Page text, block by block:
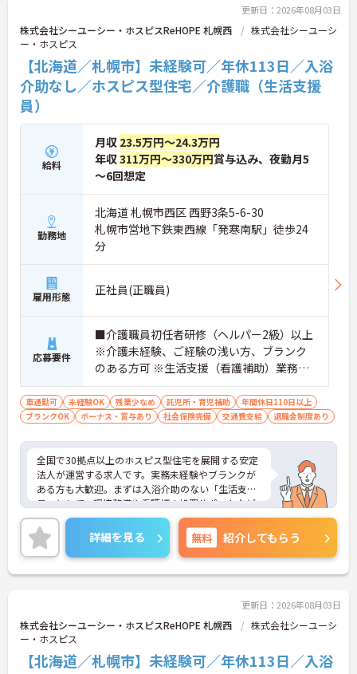
す。ご入居者さまの生きる喜びに寄り添いながらチ
ームで協力しながらより良いケアを提供したい方に
ぴったりの環境です。
★おすすめPOINT★
【「看取り・難病ケアのプロ」として成長できる環
境が整っています】
・がん末期・神経難病の方に特化したホスピス型住
宅ならではの専門的なスキルを、日常業務の中で習
得することができます
・入社時は先輩スタッフの同行訪問からスタートす
るため、訪問介護未経験の方も安心して業務に慣れ
ることができます
・訪問診療医と24時間連携し、チームで看取りに取
り組む体制が整っているため、「看取りのプロ」と
して他施設では得られない経験を積むことができま
す
【頑張りがしっかり給与・評価に反映される職場で
・介護福祉士手当25,000円、処遇改善手当78,000
円、賞与は年2回＋処遇改善一時金も別途支給され
あるなど、年次にかかわらず頑張りが評価され、キ
ャリアアップを実現できる職場環境です
【働きやすい休日・残業面と、長く安心して働ける
・月9日公休に加え、夏季・冬季休暇各3日が確保さ
れており（年間休日113日）、オンオフのメリハリ
をつけて働くことができます。
・全社平均残業月5時間程度と、業界平均を大きく
下回る少ない残業時間を実現しています
・退職金制度（勤続3年以上）・保育手当・育児短
時間勤務・マインドフルネスプログラムなど、長期
的に安心して働き続けるための制度が充実していま
す
更新日：2026年08月03日
株式会社シーユーシー・ホスピスReHOPE 札幌西
株式会社シーユーシ
ー・ホスピス
【北海道／札幌市】未経験可／年休113日／入浴
介助なし／ホスピス型住宅／介護職（生活支援
員）
給料
月収 23.5万円～24.3万円
年収311万円～330万円賞与込み、夜勤月5
～6回想定
勤務地
北海道 札幌市西区 西野3条5-6-30
札幌市営地下鉄東西線「発寒南駅」徒歩24
分
雇用形態 正社員(正職員)
応募要件
■介護職員初任者研修（ヘルパー2級）以上
※介護未経験、ご経験の浅い方、ブランク
のある方可 ※生活支援（看護補助）業務か
ら経験し、訪問介護員へのキャリアアップ
を目指せます
車通勤可 未経験OK 残業少なめ 託児所・育児補助
年間休日110日以上
ブランクOK
ボーナス・賞与あり 社会保険完備 交通費支給 退職金制度あり
全国で30拠点以上のホスピス型住宅を展開する安定
法人が運営する求人です。実務未経験やブランクが
ある方も大歓迎。まずは入浴介助のない「生活支援
員」として、環境整備や看護師の処置サポートなど
の業務からスタートし、無理なくホスピスケアの経
験を積むことができ、ゆくゆくは訪問介護員へステ
ップアップすることも可能です。残業は全社平均月5
時間程度と少なく、連続休暇の取得で支援金が支給
される独自の制度や、自由診療の割引が受けられる
時間連携の訪問診療医もいるため、医療依存度の高
い方へのケアもチームで安心して取り組める環境で
す。
★おすすめPOINT★
詳細を見る 無料 紹介してもらう
更新日：2026年08月03日
株式会社シーユーシー・ホスピスReHOPE 札幌西
株式会社シーユーシ
ー・ホスピス
【北海道／札幌市】未経験可／年休113日／入浴